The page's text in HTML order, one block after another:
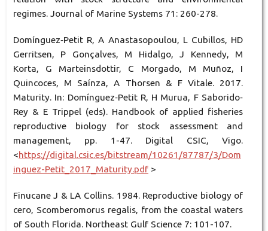
regimes. Journal of Marine Systems 71: 260-278.
Domínguez‐Petit R, A Anastasopoulou, L Cubillos, HD
Gerritsen, P Gonçalves, M Hidalgo, J Kennedy, M
Korta, G Marteinsdottir, C Morgado, M Muñoz, I
Quincoces, M Saínza, A Thorsen & F Vitale. 2017.
Maturity. In: Domínguez‐Petit R, H Murua, F Saborido‐
Rey & E Trippel (eds). Handbook of applied fisheries
reproductive biology for stock assessment and
management, pp. 1-47. Digital CSIC, Vigo.
<https://digital.csic.es/bitstream/10261/87787/3/Dom
inguez-Petit_2017_Maturity.pdf>
Finucane J & LA Collins. 1984. Reproductive biology of
cero, Scomberomorus regalis, from the coastal waters
of South Florida. Northeast Gulf Science 7: 101-107.